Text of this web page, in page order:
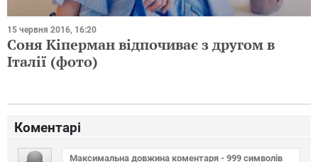
15 червня 2016, 16:20
Соня Кіперман відпочиває з другом в
Італії (фото)
Коментарі